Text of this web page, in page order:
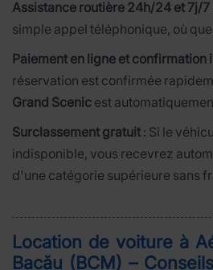
Assistance routière 24h/24 et 7j/7
simple appel téléphonique, où
Paiement en ligne et confirmation
réservation est confirmée
Grand Scenic est
Surclassement gratuit : Si le
indisponible, vous recevrez
d'une catégorie supérieure sans
Location de voiture à
Bacău (BCM) –